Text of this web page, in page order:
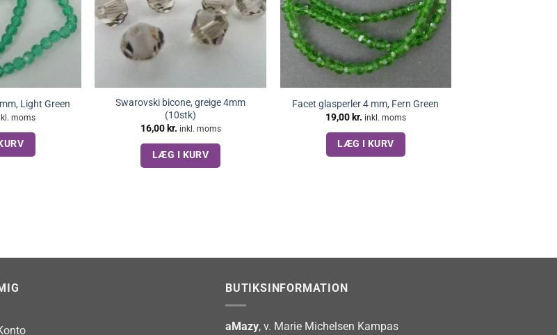
Light Green
moms
Swarovski bicone, greige 4mm
(10stk)
16,00kr. inkl. moms
LÆG I KURV
Facet glasperler 4 mm, Fern Green
19,00 kr. inkl. moms
LÆG I KURV
BUTIKSINFORMATION
aMazy, v. Marie Michelsen Kampas